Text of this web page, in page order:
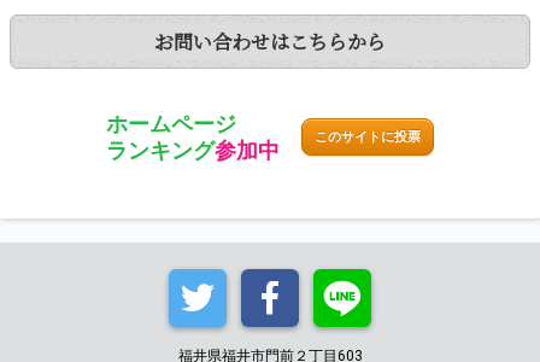
お問い合わせはこちらから
ホームページ
ランキング参加中
このサイトに投票
福井県福井市門前２丁目603